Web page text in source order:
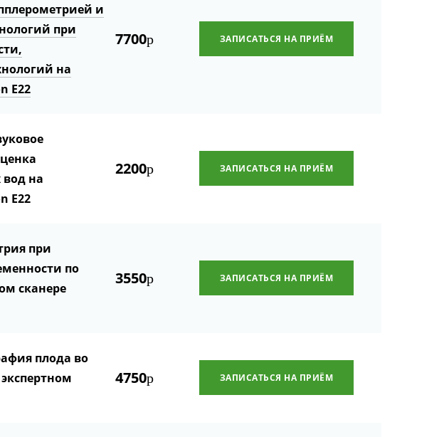
и
при
на
E22
7700р ЗАПИСАТЬСЯ НА ПРИЁМ
вод на
E22
2200р ЗАПИСАТЬСЯ НА ПРИЁМ
при
по
сканере
3550р ЗАПИСАТЬСЯ НА ПРИЁМ
плода во
4750р ЗАПИСАТЬСЯ НА ПРИЁМ